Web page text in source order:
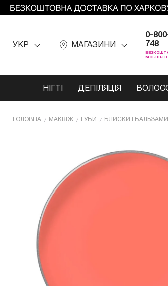
УКР МАГАЗИНИ
0-
748
НІГТІ ДЕПІЛЯЦІЯ
ГОЛОВНА МАКІЯЖ ГУБИ БЛИСКИ І БАЛЬЗАМИ